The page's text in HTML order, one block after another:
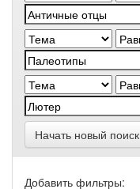
Начать новый поиск
Добавить фильтры: